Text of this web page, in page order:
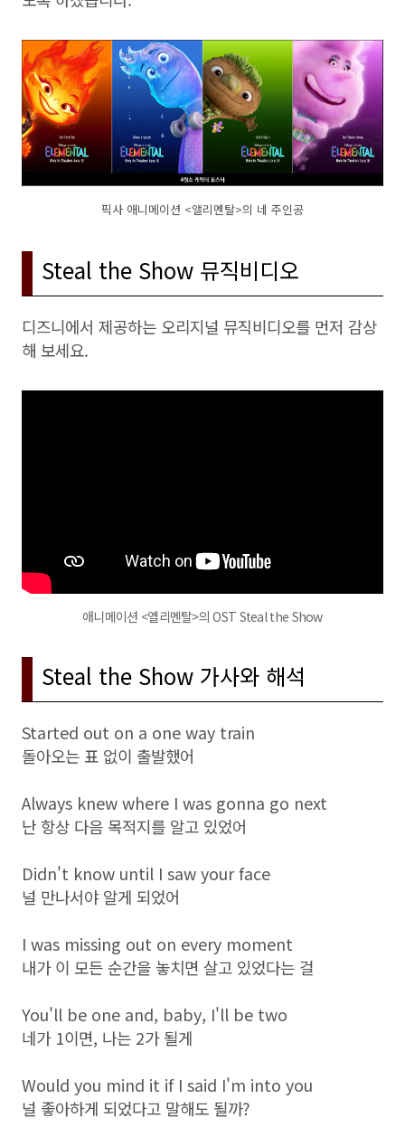
픽사 애니메이션 <앨리멘탈>의 네 주인공
Steal the Show 뮤직비디오
디즈니에서 제공하는 오리지널 뮤직비디오를 먼저 감상
해 보세요.
애니메이션 <엘리멘탈>의 OST Steal the Show
Steal the Show 가사와 해석
Started out on a one way train
돌아오는 표 없이 출발했어
Always knew where I was gonna go next
난 항상 다음 목적지를 알고 있었어
Didn't know until I saw your face
널 만나서야 알게 되었어
I was missing out on every moment
내가 이 모든 순간을 놓치면 살고 있었다는 걸
You'll be one and, baby, I'll be two
네가 1이면, 나는 2가 될게
Would you mind it if I said I'm into you
널 좋아하게 되었다고 말해도 될까?